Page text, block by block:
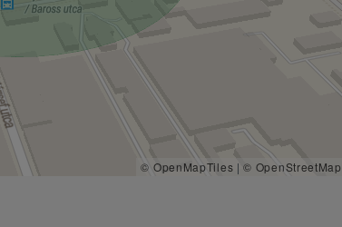
© OpenMapTiles |©